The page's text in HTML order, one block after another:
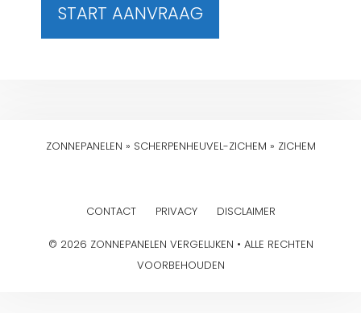
START AANVRAAG
ZONNEPANELEN » SCHERPENHEUVEL-ZICHEM » ZICHEM
CONTACT PRIVACY DISCLAIMER
© 2026 ZONNEPANELEN VERGELIJKEN • ALLE RECHTEN
VOORBEHOUDEN